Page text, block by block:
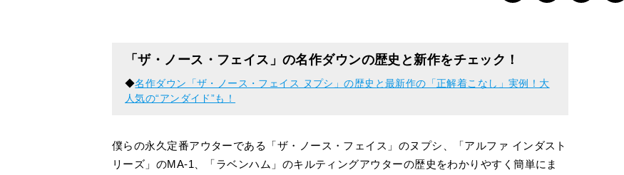
「ザ・ノース・フェイス」の名作ダウンの歴史と新作をチェック！
◆名作ダウン「ザ・ノース・フェイス ヌプシ」の歴史と最新作の「正解着こなし」実例！大
人気の“アンダイド”も！
僕らの永久定番アウターである「ザ・ノース・フェイス」のヌプシ、「アルファ インダスト
リーズ」のMA-1、「ラベンハム」のキルティングアウターの歴史をわかりやすく簡単にま